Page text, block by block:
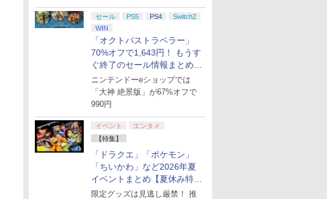
セール PS5 PS4
Switch2
WIN
「オクトパストラベラー」
70%オフで1,643円！ もうす
ぐ終了のセール情報まとめ
【8月8日更新】
ニンテンドーeショップでは
「大神 絶景版」が67%オフで
990円
イベント
エンタメ
【特集】
「ドラクエ」「ポケモン」
「ちいかわ」など2026年夏
イベントまとめ【夏休み特
集】
限定グッズは見逃し厳禁！ 推